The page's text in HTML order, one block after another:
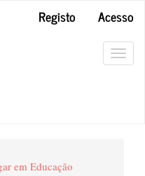
Registo
Acesso
em Educação